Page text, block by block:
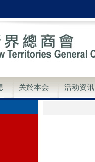
关於本会 活动资讯